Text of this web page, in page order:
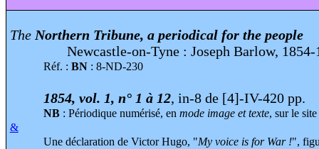
The Northern Tribune, a periodical for the people
Newcastle-on-Tyne : Joseph Barlow, 1854-
Réf. : BN: 8-ND-230
1854, vol. 1, n° 1 à 12, in-8 de [4]-IV-420 pp.
NB: Périodique numérisé, en mode image et texte, sur le site
&
Une déclaration de Victor Hugo, "My voice is for War !",